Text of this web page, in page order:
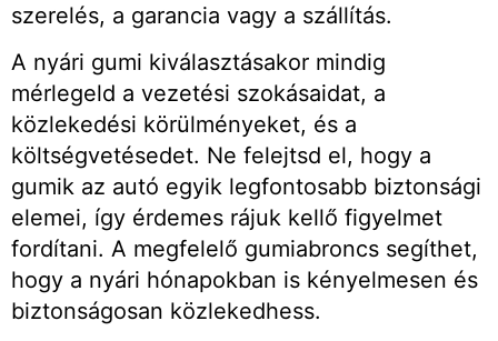
szerelés, a garancia vagy a szállítás.
A nyári gumi kiválasztásakor mindig
mérlegeld a vezetési szokásaidat, a
közlekedési körülményeket, és a
költségvetésedet. Ne felejtsd el, hogy a
gumik az autó egyik legfontosabb biztonsági
elemei, így érdemes rájuk kellő figyelmet
fordítani. A megfelelő gumiabroncs segíthet,
hogy a nyári hónapokban is kényelmesen és
biztonságosan közlekedhess.